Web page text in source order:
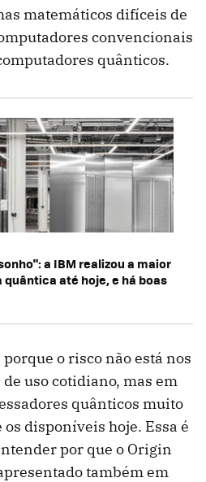
matemáticos difíceis de
convencionais
quânticos.
a IBM realizou a maior
até hoje, e há boas
o risco não está nos
uso cotidiano, mas em
quânticos muito
disponíveis hoje. Essa é
por que o Origin
também em